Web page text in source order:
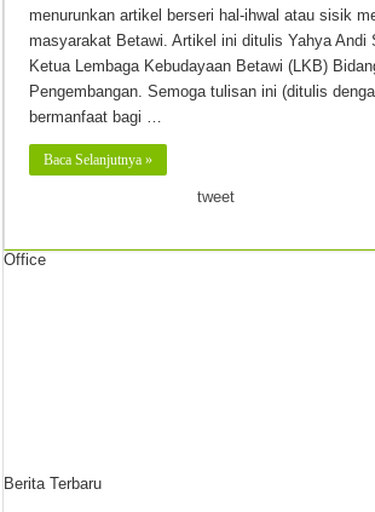
menurunkan artikel berseri hal-ihwal atau sisik
masyarakat Betawi. Artikel ini ditulis Yahya Andi
Ketua Lembaga Kebudayaan Betawi (LKB)
Pengembangan. Semoga tulisan ini (ditulis
bermanfaat bagi …
Baca Selanjutnya »
tweet
Office
Berita Terbaru